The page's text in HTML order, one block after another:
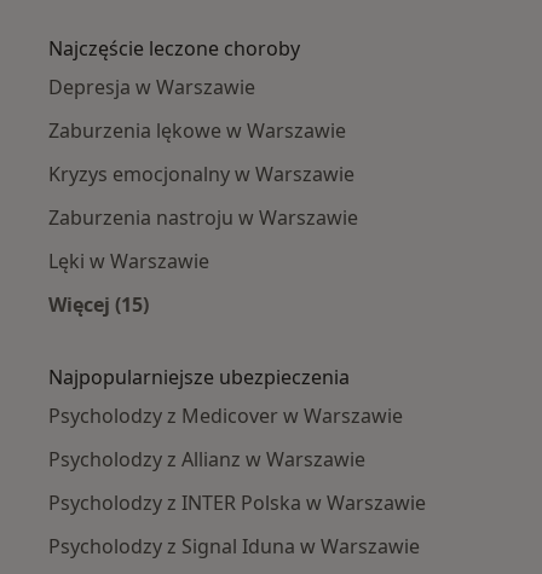
Najczęście leczone choroby
Depresja w Warszawie
Zaburzenia lękowe w Warszawie
Kryzys emocjonalny w Warszawie
Zaburzenia nastroju w Warszawie
Lęki w Warszawie
Więcej (15)
Najpopularniejsze ubezpieczenia
Psycholodzy z Medicover w Warszawie
Psycholodzy z Allianz w Warszawie
Psycholodzy z INTER Polska w Warszawie
Psycholodzy z Signal Iduna w Warszawie